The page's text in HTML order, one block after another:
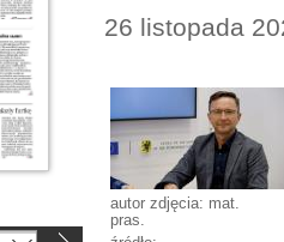
26 listopada
autor zdjęcia: mat.
pras.